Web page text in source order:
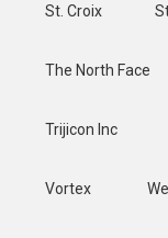
St. Croix
The North Face
Trijicon Inc
Vortex